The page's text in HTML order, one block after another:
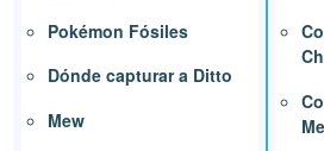
Pokémon Fósiles
Dónde capturar a Ditto
Mew